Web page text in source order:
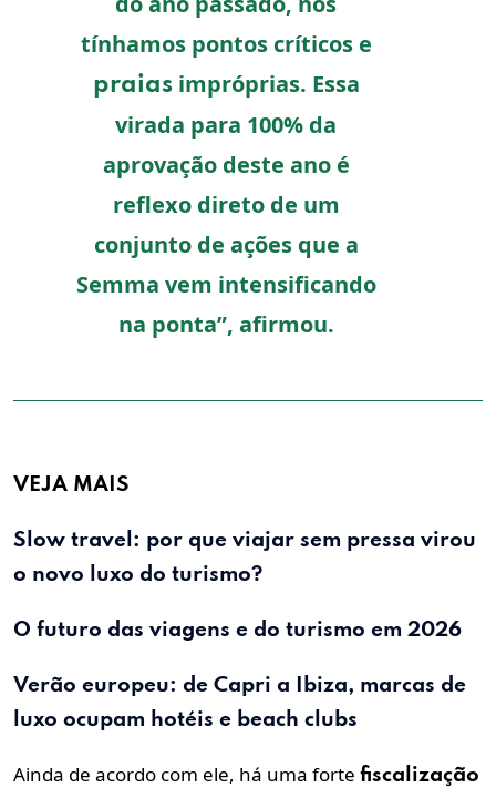
tínhamos pontos críticos e
praiasimpróprias. Essa
virada para 100% da
aprovação deste ano é
reflexo direto de um
conjunto de ações que a
Semma vem intensificando
na ponta”, afirmou.
VEJA MAIS
Slow travel: por que viajar sem pressa virou
o novo luxo do turismo?
O futuro das viagens e do turismo em 2026
Verão europeu: de Capri a Ibiza, marcas de
luxo ocupam hotéis e beach clubs
Ainda de acordo com ele, há uma forte fiscalização